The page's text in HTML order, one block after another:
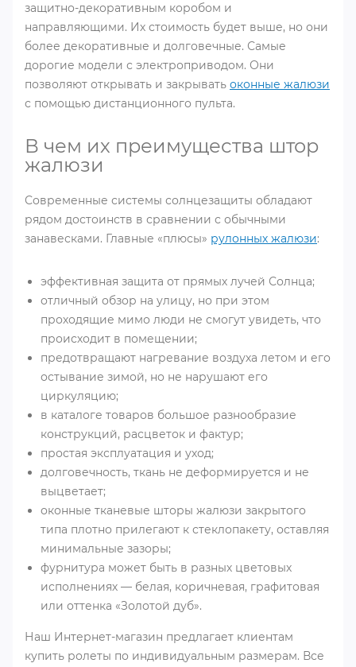
защитно-декоративным коробом и
направляющими. Их стоимость будет выше, но они
более декоративные и долговечные. Самые
дорогие модели с электроприводом. Они
позволяют открывать и закрывать оконные жалюзи
с помощью дистанционного пульта.
В чем их преимущества штор
жалюзи
Современные системы солнцезащиты обладают
рядом достоинств в сравнении с обычными
занавесками. Главные «плюсы» рулонных жалюзи:
эффективная защита от прямых лучей Солнца;
отличный обзор на улицу, но при этом
проходящие мимо люди не смогут увидеть, что
происходит в помещении;
предотвращают нагревание воздуха летом и его
остывание зимой, но не нарушают его
циркуляцию;
в каталоге товаров большое разнообразие
конструкций, расцветок и фактур;
простая эксплуатация и уход;
долговечность, ткань не деформируется и не
выцветает;
оконные тканевые шторы жалюзи закрытого
типа плотно прилегают к стеклопакету, оставляя
минимальные зазоры;
фурнитура может быть в разных цветовых
исполнениях ― белая, коричневая, графитовая
или оттенка «Золотой дуб».
Наш Интернет-магазин предлагает клиентам
купить ролеты по индивидуальным размерам. Все